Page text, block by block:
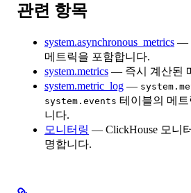
관련 항목
system.asynchronous_metrics —
메트릭을 포함합니다.
system.metrics — 즉시 계산된
system.metric_log —
system.events 테이블의 메
니다.
모니터링 — ClickHouse 모니
명합니다.